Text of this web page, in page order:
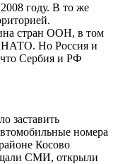
году. В то же
стран ООН, в том
Но Россия и
что Сербия и РФ
заставить
номера
Косово
СМИ, открыли